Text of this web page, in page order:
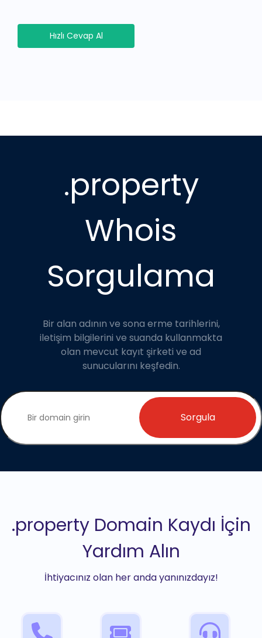
Hızlı Cevap Al
.property
Whois
Sorgulama
Bir alan adının ve sona erme tarihlerini,
iletişim bilgilerini ve suanda kullanmakta
olan mevcut kayıt şirketi ve ad
sunucularını keşfedin.
Sorgula
.property Domain Kaydı İçin
Yardım Alın
İhtiyacınız olan her anda yanınızdayız!